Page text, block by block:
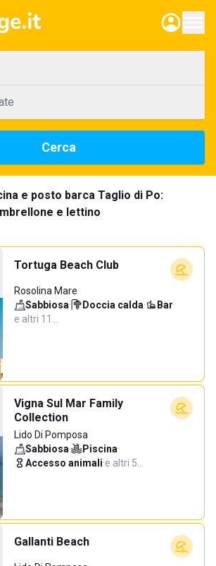
Cerca
e posto barca Taglio di Po:
e lettino
Tortuga Beach Club
Rosolina Mare
Sabbiosa· Doccia calda· Bar·
e altri 11…
Vigna Sul Mar Family
Collection
Lido Di Pomposa
Sabbiosa· Piscina·
Accesso animali·e altri 5…
Gallanti Beach